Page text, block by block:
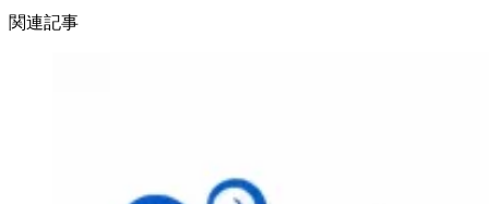
関連記事